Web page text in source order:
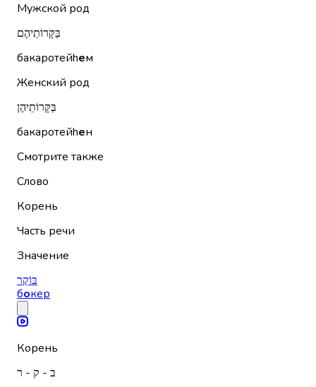
Мужской род
בַּקָּרוֹתֵיהֶם
бакаротейhем
Женский род
בַּקָּרוֹתֵיהֶן
бакаротейhен
Смотрите также
Слово
Корень
Часть речи
Значение
בּוֹקֶר
бокер
Корень
ב - ק - ר